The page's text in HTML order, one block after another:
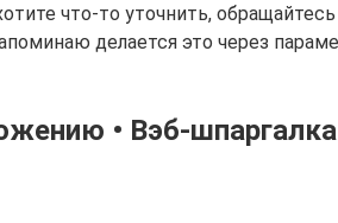
что-то уточнить,
делается это через
• Вэб-